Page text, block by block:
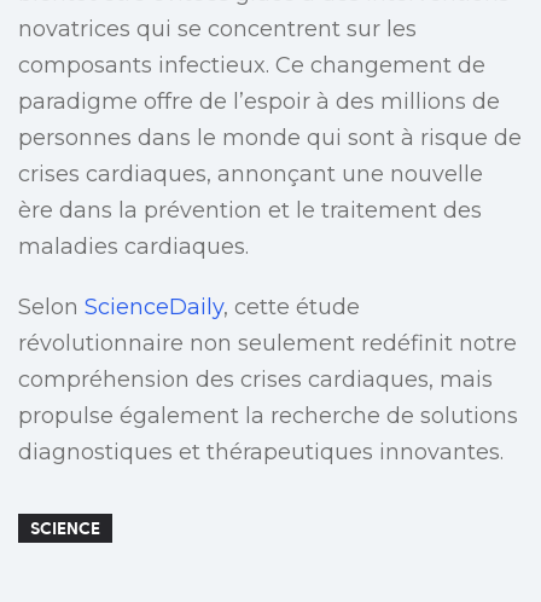
novatrices qui se concentrent sur les
composants infectieux. Ce changement de
paradigme offre de l’espoir à des millions de
personnes dans le monde qui sont à risque de
crises cardiaques, annonçant une nouvelle
ère dans la prévention et le traitement des
maladies cardiaques.
Selon ScienceDaily, cette étude
révolutionnaire non seulement redéfinit notre
compréhension des crises cardiaques, mais
propulse également la recherche de solutions
diagnostiques et thérapeutiques innovantes.
SCIENCE